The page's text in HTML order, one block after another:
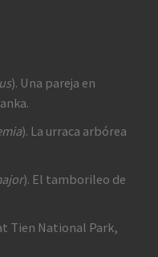
). Una pareja en
). La urraca arbórea
). El tamborileo de
Tien National Park,